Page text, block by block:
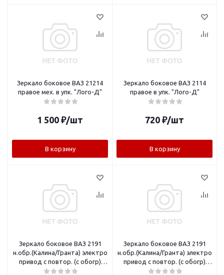
Зеркало боковое ВАЗ 21214
правое мех. в упк. "Лого-Д"
1 500 ₽/шт
В корзину
Зеркало боковое ВАЗ 2114
правое в упк. "Лого-Д"
720 ₽/шт
В корзину
Зеркало боковое ВАЗ 2191
н.обр.(Калина/Гранта) электро
привод с повтор. (с обогр)
правое Лого-Д
Зеркало боковое ВАЗ 2191
н.обр.(Калина/Гранта) электро
привод с повтор. (с обогр)
левое Лого-Д